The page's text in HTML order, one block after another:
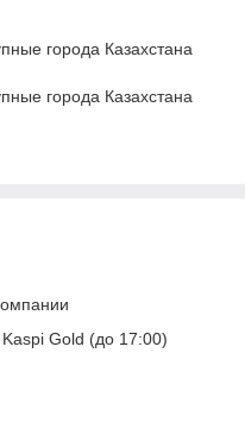
города Казахстана
города Казахстана
Gold (до 17:00)